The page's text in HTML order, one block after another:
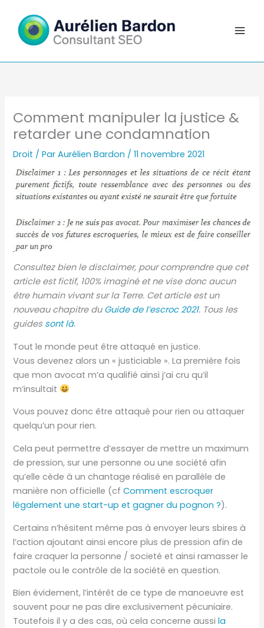
contenu
Comment manipuler la justice &
retarder une condamnation
Droit / ParAurélien Bardon /11 novembre 2021
Consultez bien le disclaimer, pour comprendre que cet
article est fictif, 100% imaginé et ne vise donc aucun
être humain vivant sur la Terre. Cet article est un
nouveau chapitre du Guide de l’escroc 2021. Tous les
guides sont là.
Tout le monde peut être attaqué en justice.
Vous devenez alors un « justiciable ». La première fois
que mon avocat m’a qualifié ainsi j’ai cru qu’il
m’insultait
Vous pouvez donc être attaqué pour rien ou attaquer
quelqu’un pour rien.
Cela peut permettre d’essayer de mettre un maximum
de pression, sur une personne ou une société afin
qu’elle cède à un chantage réalisé en parallèle de
manière non officielle (cfComment escroquer
légalement une start-up et gagner du pognon ?).
Certains n’hésitent même pas à envoyer leurs sbires à
l’action ajoutant ainsi encore plus de pression afin de
faire craquer la personne / societé et ainsi ramasser le
pactole ou le contrôle de la société en question.
Bien évidement, l’intérêt de ce type de manoeuvre est
souvent pour ne pas dire exclusivement pécuniaire.
Toutefois il y a des cas, où cela concerne aussila